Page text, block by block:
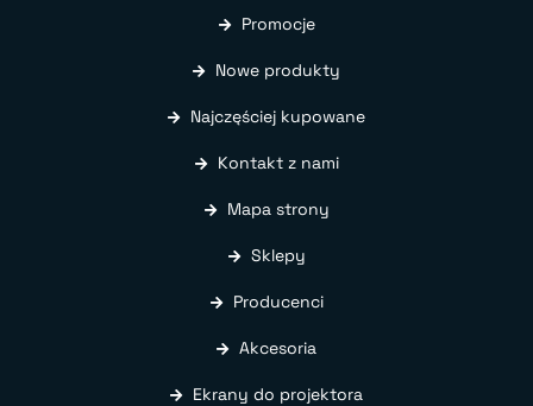
Promocje
Nowe produkty
Najczęściej kupowane
Kontakt z nami
Mapa strony
Sklepy
Producenci
Akcesoria
Ekrany do projektora